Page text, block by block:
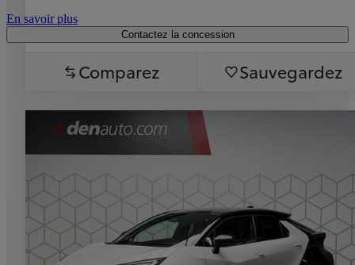
En savoir plus
Contactez la concession
Comparez Sauvegardez